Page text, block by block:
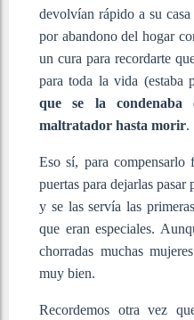
devolvían rápido a su
por abandono del hogar
un cura para recordarte
para toda la vida
que se la
maltratador hasta morir.
Eso sí, para compensarlo
puertas para dejarlas
y se las servía las
que eran especiales.
chorradas muchas
muy bien.
Recordemos otra vez